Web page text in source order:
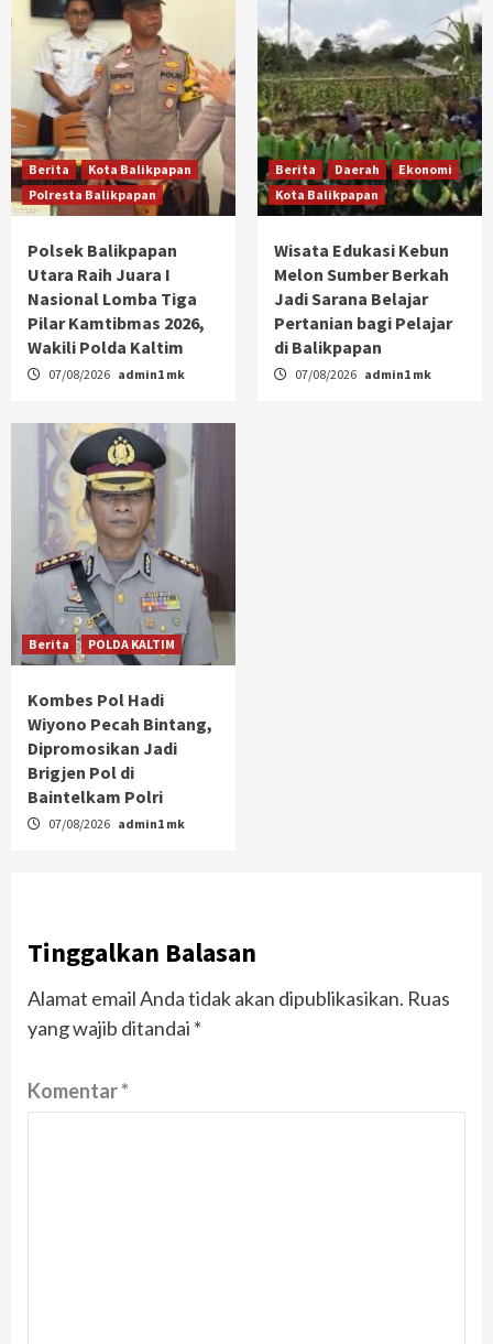
Berita
Kota Balikpapan
Polresta Balikpapan
Polsek Balikpapan
Utara Raih Juara I
Nasional Lomba Tiga
Pilar Kamtibmas 2026,
Wakili Polda Kaltim
07/08/2026 admin1 mk
Berita Daerah
Ekonomi
Kota Balikpapan
Wisata Edukasi Kebun
Melon Sumber Berkah
Jadi Sarana Belajar
Pertanian bagi Pelajar
di Balikpapan
07/08/2026 admin1 mk
Berita POLDA KALTIM
Kombes Pol Hadi
Wiyono Pecah Bintang,
Dipromosikan Jadi
Brigjen Pol di
Baintelkam Polri
07/08/2026 admin1 mk
Tinggalkan Balasan
Alamat email Anda tidak akan dipublikasikan. Ruas
yang wajib ditandai *
Komentar*